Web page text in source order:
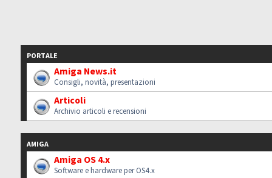
PORTALE
Amiga News.it
Consigli, novità, presentazioni
Articoli
Archivio articoli e recensioni
AMIGA
Amiga OS 4.x
Software e hardware per OS4.x